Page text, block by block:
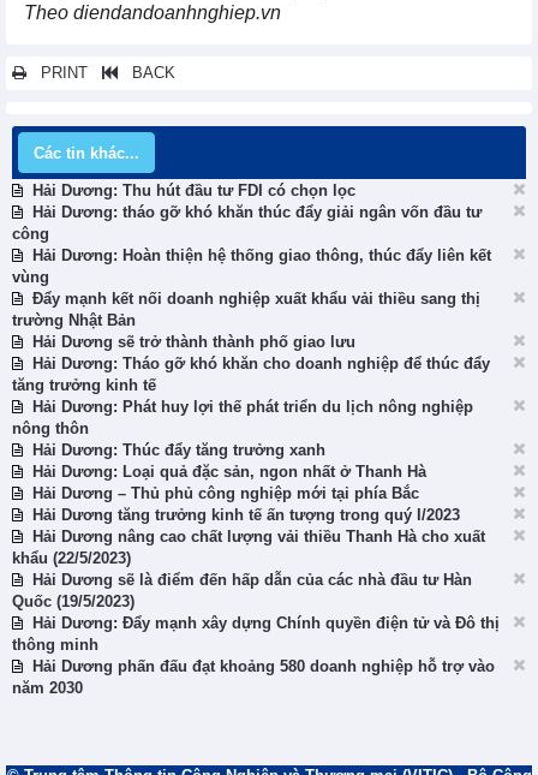
Theo diendandoanhnghiep.vn
PRINT BACK
Các tin khác...
Hải Dương: Thu hút đầu tư FDI có chọn lọc
Hải Dương: tháo gỡ khó khăn thúc đẩy giải ngân vốn đầu tư
công
Hải Dương: Hoàn thiện hệ thống giao thông, thúc đẩy liên kết
vùng
Đẩy mạnh kết nối doanh nghiệp xuất khẩu vải thiều sang thị
trường Nhật Bản
Hải Dương sẽ trở thành thành phố giao lưu
Hải Dương: Tháo gỡ khó khăn cho doanh nghiệp để thúc đẩy
tăng trưởng kinh tế
Hải Dương: Phát huy lợi thế phát triển du lịch nông nghiệp
nông thôn
Hải Dương: Thúc đẩy tăng trưởng xanh
Hải Dương: Loại quả đặc sản, ngon nhất ở Thanh Hà
Hải Dương – Thủ phủ công nghiệp mới tại phía Bắc
Hải Dương tăng trưởng kinh tế ấn tượng trong quý I/2023
Hải Dương nâng cao chất lượng vải thiều Thanh Hà cho xuất
khẩu (22/5/2023)
Hải Dương sẽ là điểm đến hấp dẫn của các nhà đầu tư Hàn
Quốc (19/5/2023)
Hải Dương: Đẩy mạnh xây dựng Chính quyền điện tử và Đô thị
thông minh
Hải Dương phấn đấu đạt khoảng 580 doanh nghiệp hỗ trợ vào
năm 2030